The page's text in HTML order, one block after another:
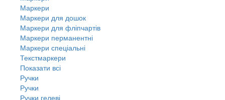
Маркери
Маркери для дошок
Маркери для фліпчартів
Маркери перманентні
Маркери спеціальні
Текстмаркери
Показати всі
Ручки
Ручки
Ручки гелеві